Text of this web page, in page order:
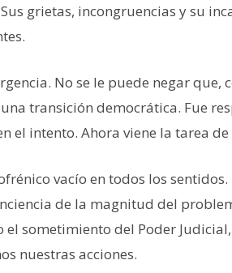
grietas, incongruencias y su
No se le puede negar que,
transición democrática. Fue
el intento. Ahora viene la tarea de
vacío en todos los sentidos.
de la magnitud del
sometimiento del Poder
nuestras acciones.